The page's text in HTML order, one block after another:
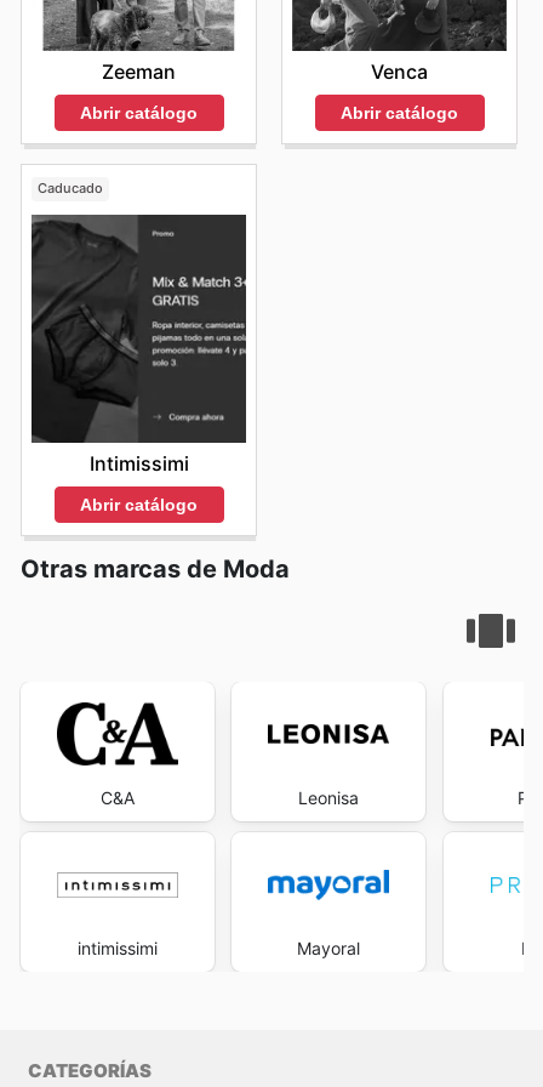
Zeeman
Abrir catálogo
Venca
Abrir catálogo
Caducado
Intimissimi
Abrir catálogo
Otras marcas de Moda
C&A
intimissimi
Leonisa
Mayoral
CATEGORÍAS